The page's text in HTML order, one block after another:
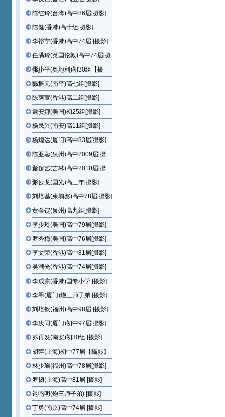
陈红玲(台湾)高中86届[摄影]
陈健(香港)高十组[摄影]
李裕宁(香港)高中74届 [摄影]
任满玲(英国伦敦)高中74届[摄
影]
张小平(奥地利)初30组【摄
影】
陈培元(南平)高七组[攝影]
陈荫萱(香港)高二组[攝影]
戴安娜(美国)初25组[攝影]
杨民兴(南安)高11组[摄影]
杨煌达(厦门)高中83届[攝影]
陈亚蓉(泉州)高中2009届[攝
影]
黄超艺(吉林)高中2010届[攝
影]
谢云龙(国光)高三年[攝影]
刘培基(柬埔寨)高中78届[攝影]
黄金锭(泉州)高九组[攝影]
李少玲(美国)高中79届[攝影]
罗秀梅(美国)高中76届[攝影]
李文荣(香港)高中81届[摄影]
吴潮光(香港)高中74届[摄影]
李成凉(香港)国专小学 [摄影]
李墨(厦门)炮三师子弟 [摄影]
刘培钦(福州)高中98届 [摄影]
李庆同(厦门)初中97届[攝影]
苏再发(南安)初30组 [摄影]
胡萍(上海)初中77届【攝影】
林少瑜(福州)高中78届[攝影]
罗韧(上海)高中81届 [摄影]
迟鸣明(炮三师子弟) [摄影]
丁勇(南京)高中74届 [摄影]